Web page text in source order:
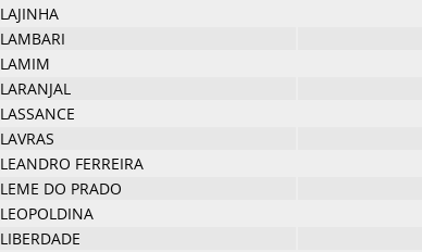
LAJINHA
LAMBARI
LAMIM
LARANJAL
LASSANCE
LAVRAS
LEANDRO FERREIRA
LEME DO PRADO
LEOPOLDINA
LIBERDADE